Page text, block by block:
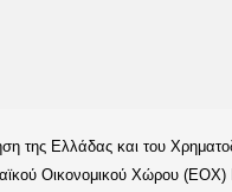
της Ελλάδας και του
Οικονομικού Χώρου (ΕΟΧ)